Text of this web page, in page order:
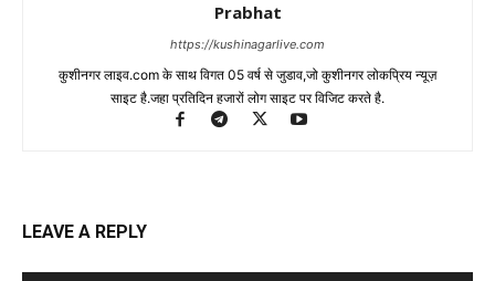
Prabhat
https://kushinagarlive.com
कुशीनगर लाइव.com के साथ विगत 05 वर्ष से जुडाव,जो कुशीनगर लोकप्रिय न्यूज़
साइट है.जहा प्रतिदिन हजारों लोग साइट पर विजिट करते है.
LEAVE A REPLY